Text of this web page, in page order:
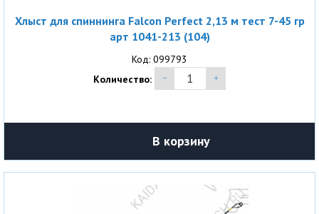
Хлыст для спиннинга Falcon Perfect 2,13 м тест 7-45 гр
арт 1041-213 (104)
Код: 099793
Количество:
В корзину